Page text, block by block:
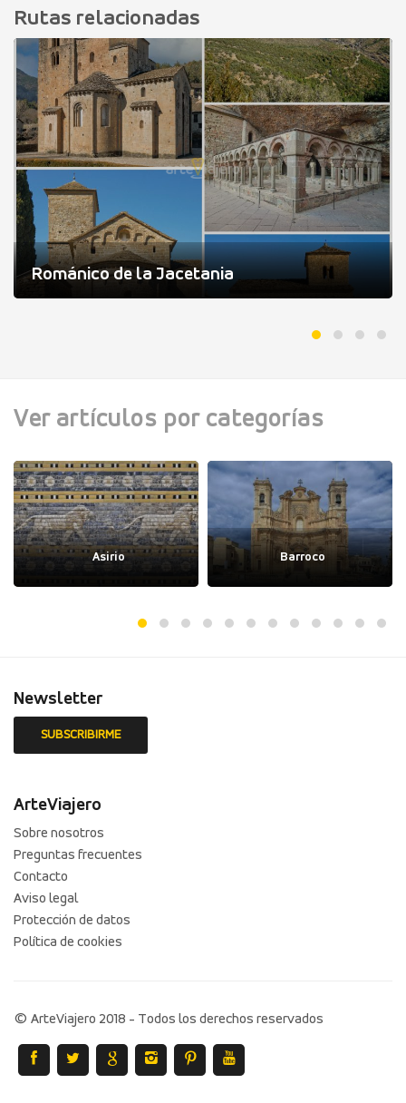
Rutas relacionadas
Románico de la Jacetania
Ver artículos por categorías
Asirio Barroco
Newsletter
ArteViajero
Sobre nosotros
Preguntas frecuentes
Contacto
Aviso legal
Protección de datos
Política de cookies
© ArteViajero 2018 - Todos los derechos reservados